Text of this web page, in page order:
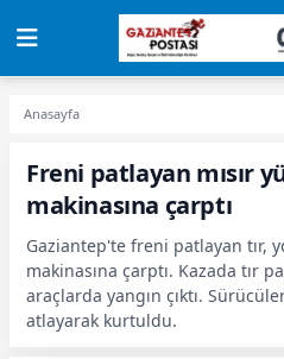
Anasayfa
Freni patlayan mısır
makinasına çarptı
Gaziantep'te freni patlayan tır,
makinasına çarptı. Kazada tır
araçlarda yangın çıktı.
atlayarak kurtuldu.